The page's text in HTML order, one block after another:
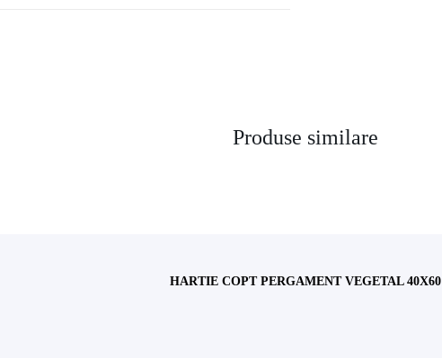
Produse similare
HARTIE COPT PERGAMENT VEGETAL 40X60